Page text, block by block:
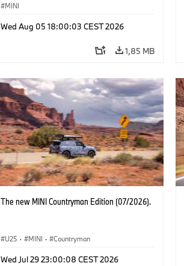
MINI
Wed Aug 05 18:00:03 CEST 2026
1,85 MB
The new MINI Countryman Edition (07/2026).
U25 · MINI · Countryman
Wed Jul 29 23:00:08 CEST 2026